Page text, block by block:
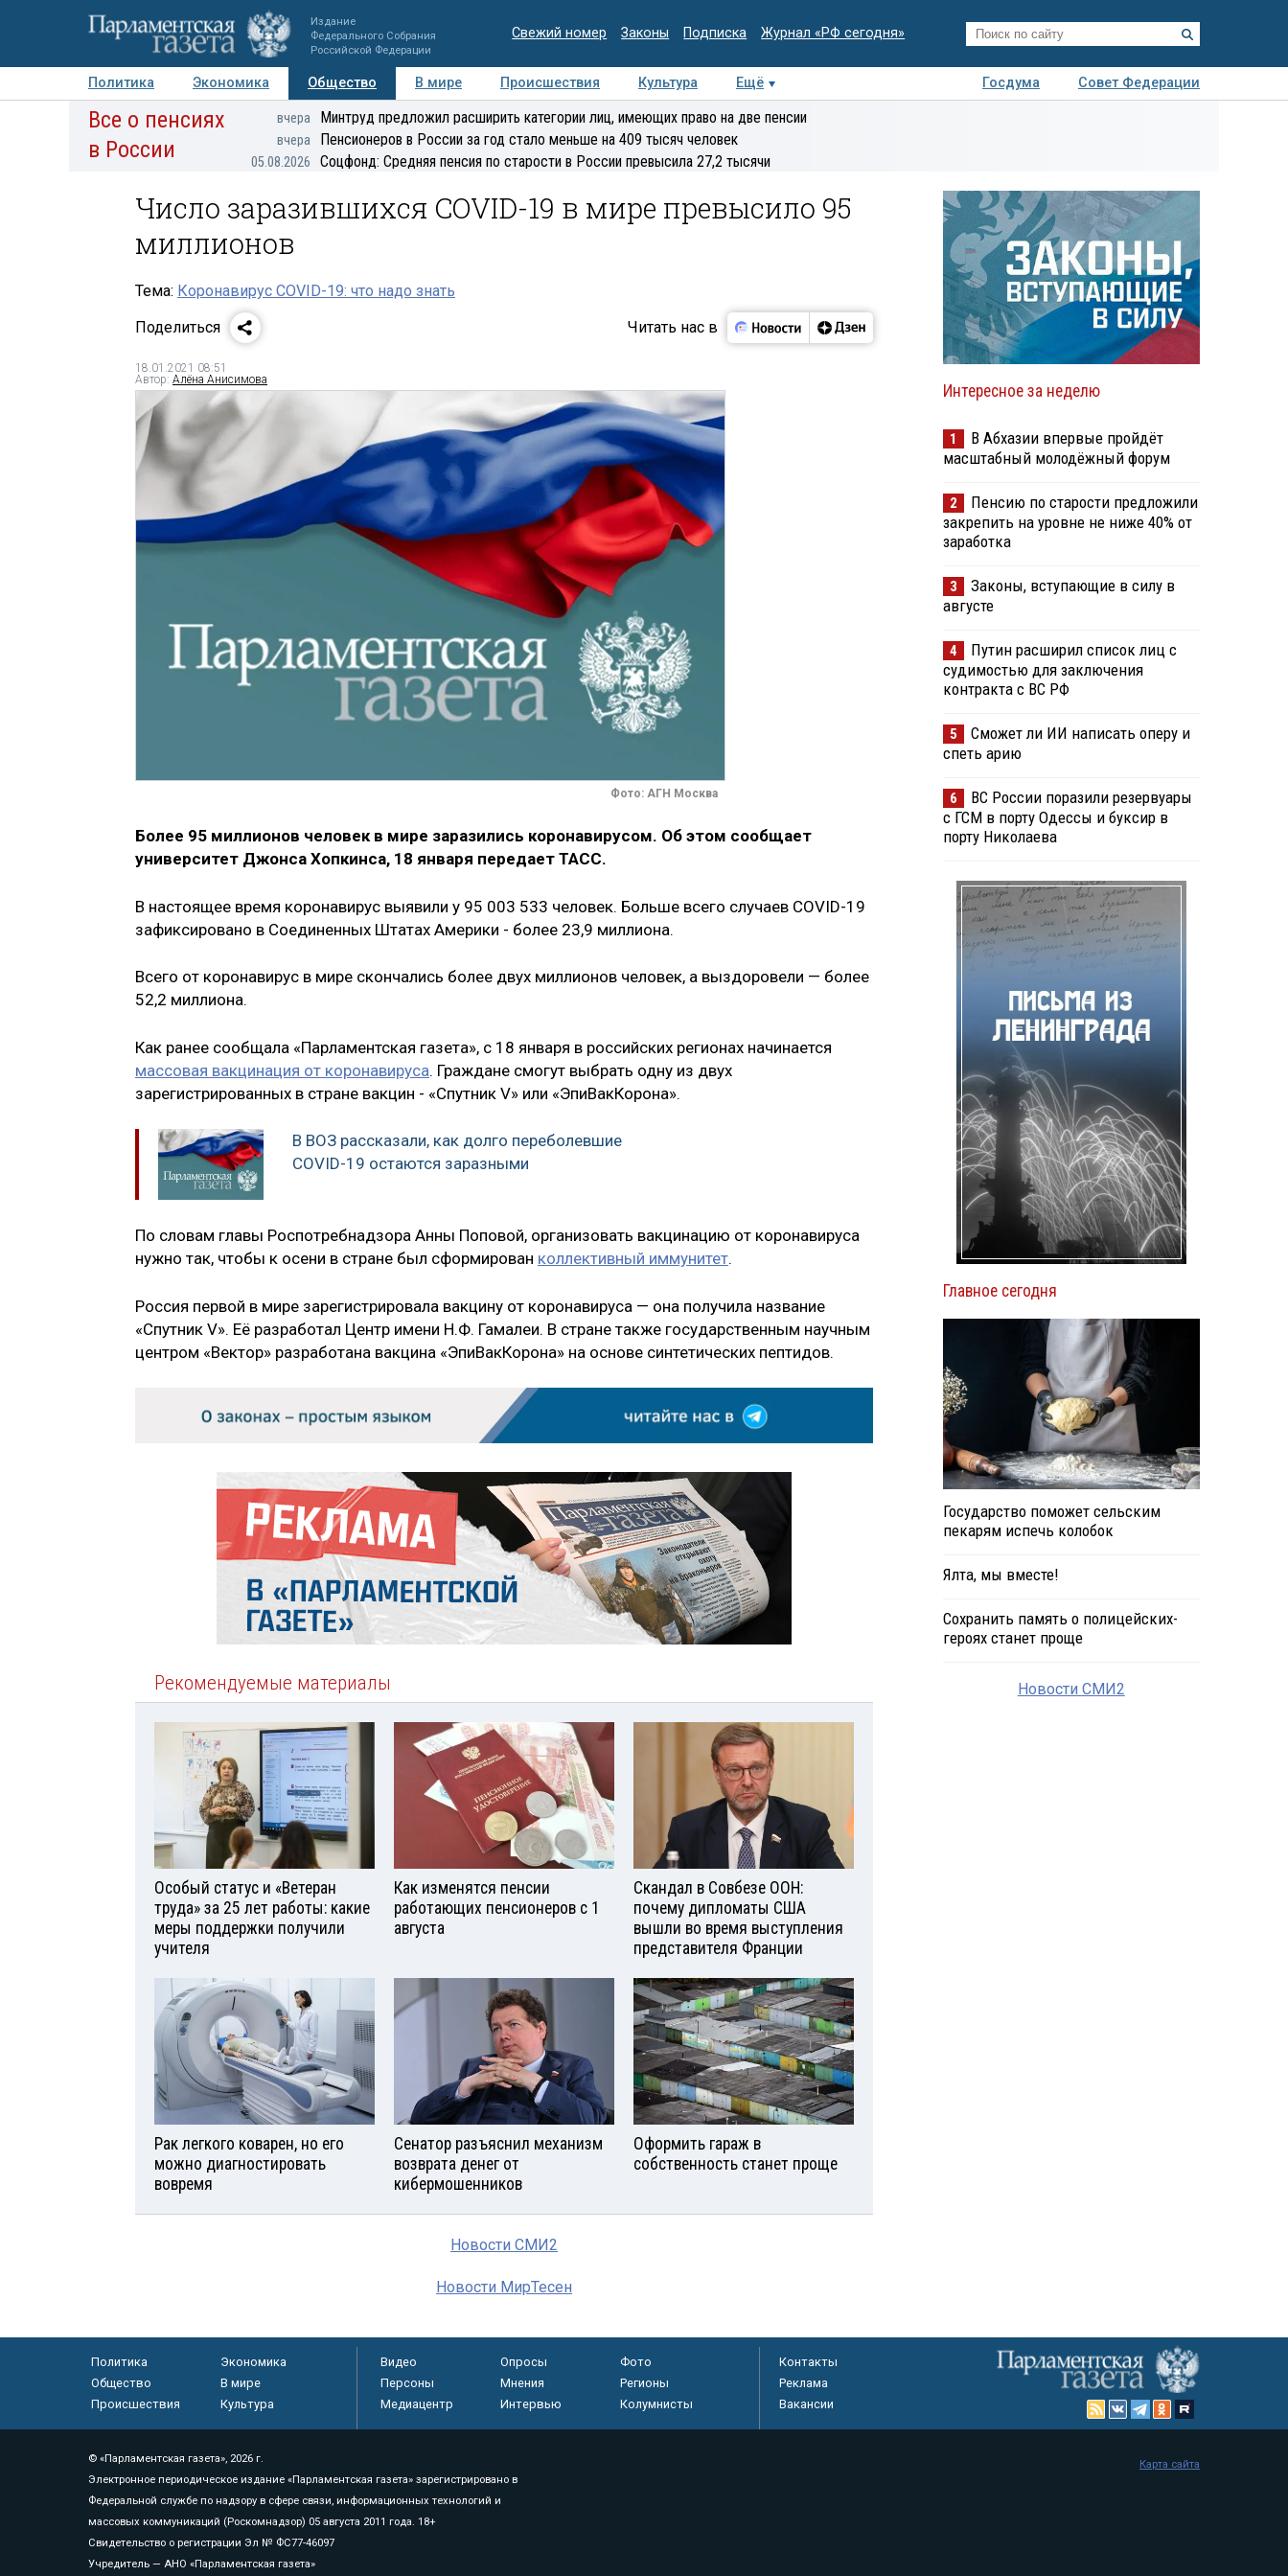
Издание
Федерального Собрания
Российской Федерации
Свежий номер Законы Подписка Журнал «РФ сегодня»
Политика Экономика Общество В мире Происшествия Культура Ещё Госдума
Совет Федерации
Авторы Персоны Мнения Регионы Медиацентр Интервью Колумнисты
Деловая
Все о пенсиях
в России
вчера Минтруд предложил расширить категории лиц, имеющих право на две пенсии
вчера Пенсионеров в России за год стало меньше на 409 тысяч человек
05.08.2026 Соцфонд: Средняя пенсия по старости в России превысила 27,2 тысячи
Число заразившихся COVID-19 в мире превысило 95
миллионов
Тема: Коронавирус COVID-19: что надо знать
Поделиться
Читать нас в
18.01.2021 08:51
Автор: Алёна Анисимова
Фото: АГН Москва
Более 95 миллионов человек в мире заразились коронавирусом. Об этом сообщает
университет Джонса Хопкинса, 18 января передает ТАСС.
В настоящее время коронавирус выявили у 95 003 533 человек. Больше всего случаев COVID-19
зафиксировано в Соединенных Штатах Америки - более 23,9 миллиона.
Всего от коронавирус в мире скончались более двух миллионов человек, а выздоровели — более
52,2 миллиона.
Как ранее сообщала «Парламентская газета», с 18 января в российских регионах начинается
массовая вакцинация от коронавируса. Граждане смогут выбрать одну из двух
зарегистрированных в стране вакцин - «Спутник V» или «ЭпиВакКорона».
В ВОЗ рассказали, как долго переболевшие
COVID-19 остаются заразными
По словам главы Роспотребнадзора Анны Поповой, организовать вакцинацию от коронавируса
нужно так, чтобы к осени в стране был сформирован коллективный иммунитет.
Россия первой в мире зарегистрировала вакцину от коронавируса — она получила название
«Спутник V». Её разработал Центр имени Н.Ф. Гамалеи. В стране также государственным научным
центром «Вектор» разработана вакцина «ЭпиВакКорона» на основе синтетических пептидов.
Рекомендуемые материалы
Особый статус и «Ветеран
труда» за 25 лет работы: какие
меры поддержки получили
учителя
Как изменятся пенсии
работающих пенсионеров с 1
августа
Скандал в Совбезе ООН:
почему дипломаты США
вышли во время выступления
представителя Франции
Рак легкого коварен, но его
можно диагностировать
вовремя
Сенатор разъяснил механизм
возврата денег от
кибермошенников
Оформить гараж в
собственность станет проще
Новости СМИ2
Новости МирТесен
Интересное за неделю
1
В Абхазии впервые пройдёт
масштабный молодёжный форум
2
Пенсию по старости предложили
закрепить на уровне не ниже 40% от
заработка
3
Законы, вступающие в силу в
августе
4
Путин расширил список лиц с
судимостью для заключения
контракта с ВС РФ
5
Сможет ли ИИ написать оперу и
спеть арию
6
ВС России поразили резервуары
с ГСМ в порту Одессы и буксир в
порту Николаева
Главное сегодня
Государство поможет сельским
пекарям испечь колобок
Ялта, мы вместе!
Сохранить память о полицейских-
героях станет проще
Новости СМИ2
Политика
Экономика
Общество
В мире
Происшествия
Культура
Видео Опросы
Фото
Персоны
Мнения
Регионы
Медиацентр
Интервью Колумнисты
Контакты
Реклама
Вакансии
© «Парламентская газета», 2026 г.
Электронное периодическое издание «Парламентская газета» зарегистрировано в
Федеральной службе по надзору в сфере связи, информационных технологий и
массовых коммуникаций (Роскомнадзор) 05 августа 2011 года. 18+
Свидетельство о регистрации Эл № ФС77-46097
Учредитель — АНО «Парламентская газета»
Карта сайта